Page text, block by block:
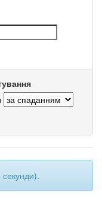
секунди).